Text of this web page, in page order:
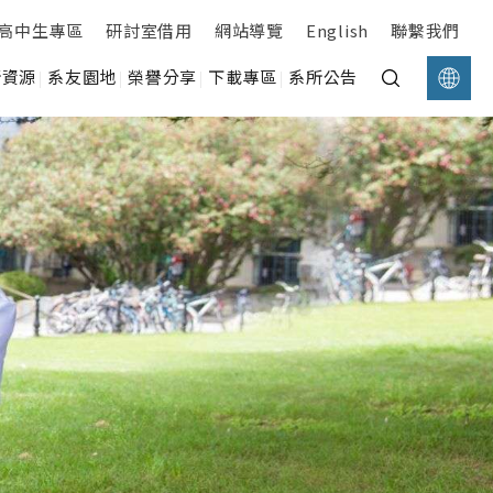
中生專區 研討室借用 網站導覽 English
聯繫我們
源 系友園地 榮譽分享 下載專區 系所公告